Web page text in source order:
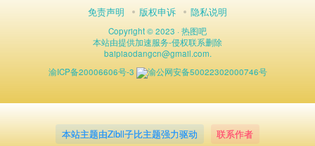
免责声明 版权申诉 隐私说明
Copyright © 2023 ·热图吧
本站由提供加速服务-侵权联系删除
baipiaodangcn@gmail.com.
渝ICP备20006606号-3
渝公网安备50022302000746号
本站主题由Zibll子比主题强力驱动 联系作者